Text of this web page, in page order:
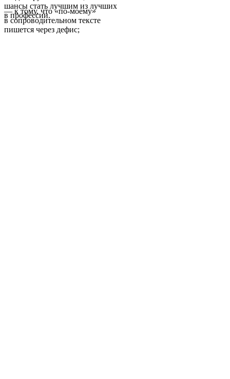
шансы стать лучшим из лучших
в профессии.
— к тому, что «по-моему»
в сопроводительном тексте
пишется через дефис;